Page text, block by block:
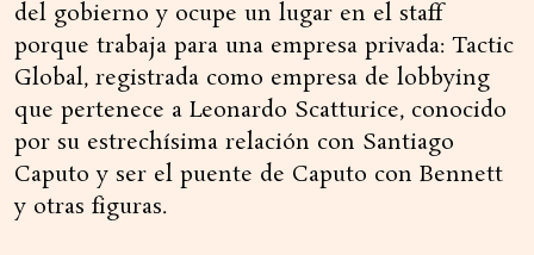
del gobierno y ocupe un lugar en el staff
porque trabaja para una empresa privada: Tactic
Global, registrada como empresa de lobbying
que pertenece a Leonardo Scatturice, conocido
por su estrechísima relación con Santiago
Caputo y ser el puente de Caputo con Bennett
y otras figuras.